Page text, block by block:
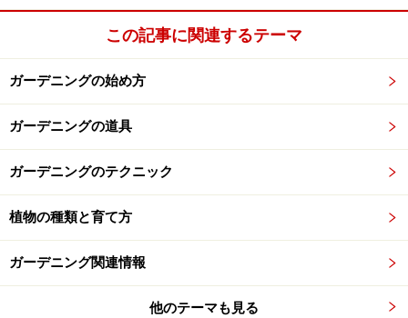
ペットボトル風車の材料
【材料】
500mlペットボトル
（今回はホームセンターでアルミの管を購入）
針金ハンガー
キリ（or電動ドリル）
この記事に関連するテーマ
ガーデニングの始め方
ガーデニングの道具
ガーデニングのテクニック
植物の種類と育て方
ガーデニング関連情報
他のテーマも見る